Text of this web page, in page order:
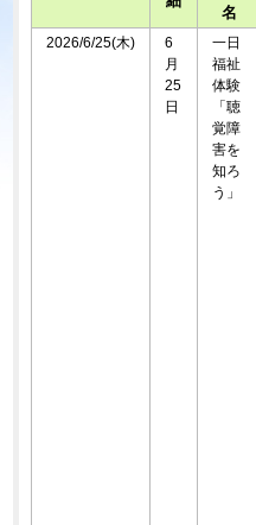
名
2026/6/25(木)
6
月
25
日
一日
福祉
体験
「聴
覚障
害を
知ろ
う」